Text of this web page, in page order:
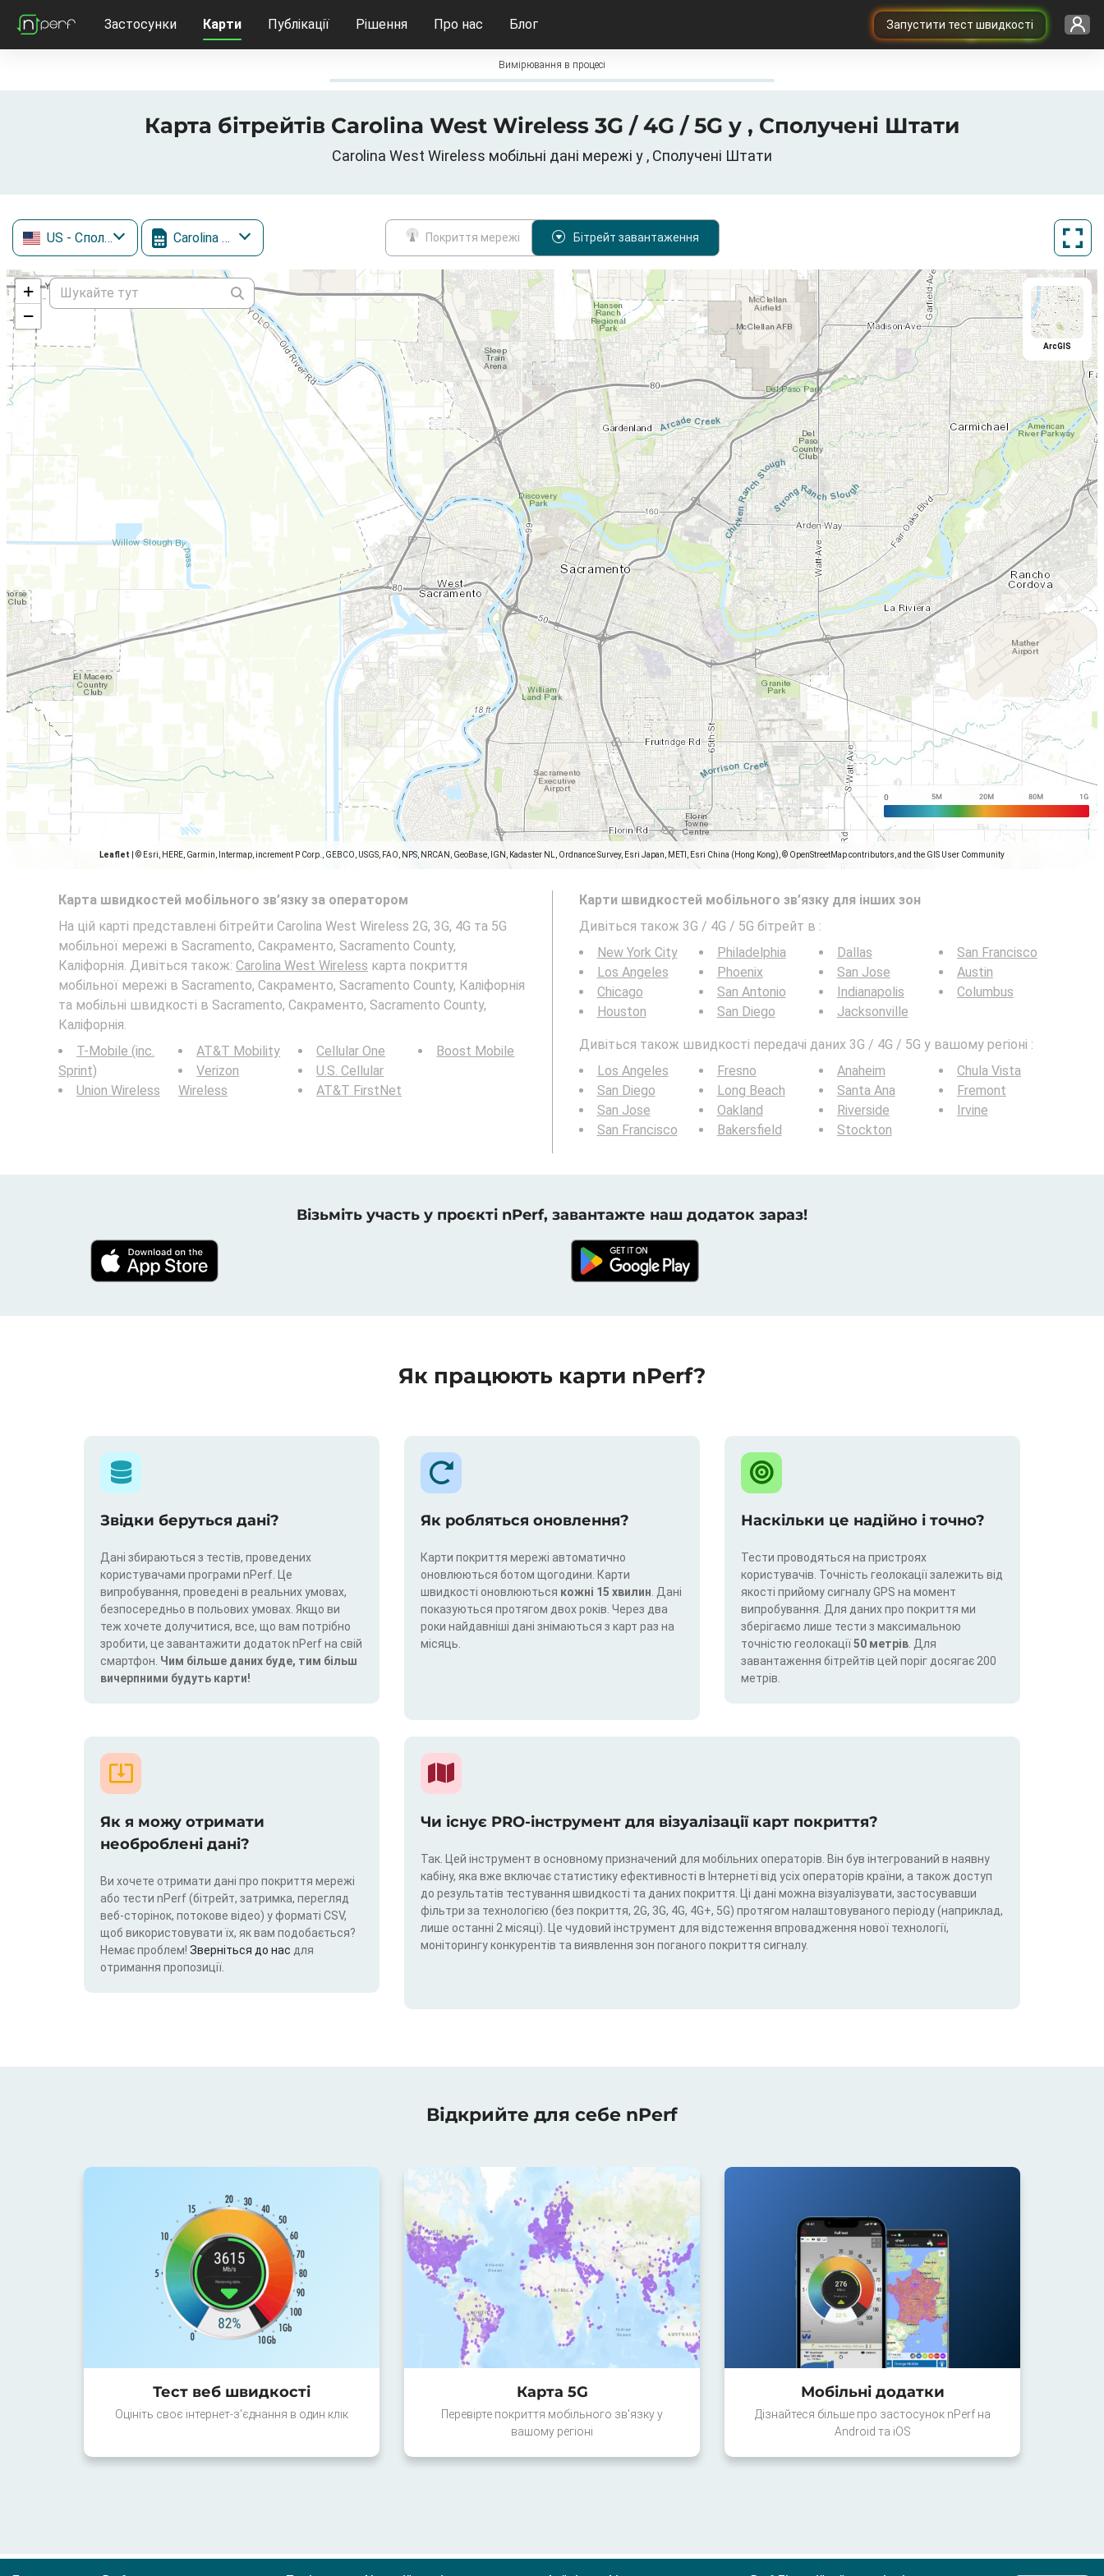
Запустити тест швидкості
Застосунки Карти Публікації Рішення Про нас Блог
Вимірювання в процесі
Карта бітрейтів Carolina West Wireless 3G / 4G / 5G у , Сполучені Штати
Carolina West Wireless мобільні дані мережі у , Сполучені Штати
US - Сполучені Штати Carolina West Wireless Покриття мережі Бітрейт завантаження
+
−
Leaflet © Esri, HERE, Garmin, Intermap, increment P Corp., GEBCO, USGS, FAO, NPS, NRCAN, GeoBase, IGN, Kadaster NL, Ordnance Survey, Esri Japan, METI, Esri China (Hong Kong), © OpenStreetMap contributors, and the GIS User Community
ArcGIS
Карта швидкостей мобільного зв’язку за оператором
На цій карті представлені бітрейти Carolina West Wireless 2G, 3G, 4G та 5G
мобільної мережі в Sacramento, Сакраменто, Sacramento County,
Каліфорнія. Дивіться також: Carolina West Wireless карта покриття
мобільної мережі в Sacramento, Сакраменто, Sacramento County, Каліфорнія
та мобільні швидкості в Sacramento, Сакраменто, Sacramento County,
Каліфорнія.
T-Mobile (inc.
Sprint)
Union Wireless
AT&T Mobility
Verizon
Wireless
Cellular One
U.S. Cellular
AT&T FirstNet
Boost Mobile
Карти швидкостей мобільного зв’язку для інших зон
Дивіться також 3G / 4G / 5G бітрейт в :
New York City
Los Angeles
Chicago
Houston
Philadelphia
Phoenix
San Antonio
San Diego
Dallas
San Jose
Indianapolis
Jacksonville
San Francisco
Austin
Columbus
Дивіться також швидкості передачі даних 3G / 4G / 5G у вашому регіоні :
Los Angeles
San Diego
San Jose
San Francisco
Fresno
Long Beach
Oakland
Bakersfield
Anaheim
Santa Ana
Riverside
Stockton
Chula Vista
Fremont
Irvine
Візьміть участь у проєкті nPerf, завантажте наш додаток зараз!
Як працюють карти nPerf?
Звідки беруться дані?
Дані збираються з тестів, проведених
користувачами програми nPerf. Це
випробування, проведені в реальних умовах,
безпосередньо в польових умовах. Якщо ви
теж хочете долучитися, все, що вам потрібно
зробити, це завантажити додаток nPerf на свій
смартфон. Чим більше даних буде, тим більш
вичерпними будуть карти!
Як робляться оновлення?
Карти покриття мережі автоматично
оновлюються ботом щогодини. Карти
швидкості оновлюються кожні 15 хвилин . Дані
показуються протягом двох років. Через два
роки найдавніші дані знімаються з карт раз на
місяць.
Наскільки це надійно і точно?
Тести проводяться на пристроях
користувачів. Точність геолокації залежить від
якості прийому сигналу GPS на момент
випробування. Для даних про покриття ми
зберігаємо лише тести з максимальною
точністю геолокації50 метрів . Для
завантаження бітрейтів цей поріг досягає 200
метрів.
Як я можу отримати
необроблені дані?
Ви хочете отримати дані про покриття мережі
або тести nPerf (бітрейт, затримка, перегляд
веб-сторінок, потокове відео) у форматі CSV,
щоб використовувати їх, як вам подобається?
Немає проблем! Зверніться до нас для
отримання пропозиції.
Чи існує PRO-інструмент для візуалізації карт покриття?
Так. Цей інструмент в основному призначений для мобільних операторів. Він був інтегрований в наявну
кабіну, яка вже включає статистику ефективності в Інтернеті від усіх операторів країни, а також доступ
до результатів тестування швидкості та даних покриття. Ці дані можна візуалізувати, застосувавши
фільтри за технологією (без покриття, 2G, 3G, 4G, 4G+, 5G) протягом налаштовуваного періоду (наприклад,
лише останні 2 місяці). Це чудовий інструмент для відстеження впровадження нової технології,
моніторингу конкурентів та виявлення зон поганого покриття сигналу.
Відкрийте для себе nPerf
Тест веб швидкості
Оцініть своє інтернет-з'єднання в один клік
Карта 5G
Перевірте покриття мобільного зв'язку у
вашому регіоні
Мобільні додатки
Дізнайтеся більше про застосунок nPerf на
Android та iOS